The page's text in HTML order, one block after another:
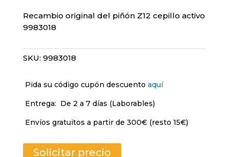
Recambio original del piñón Z12 cepillo activo
9983018
SKU: 9983018
Pida su código cupón descuento aquí
Entrega: De 2 a 7 días (Laborables)
Envíos gratuitos a partir de 300€ (resto 15€)
Solicitar precio